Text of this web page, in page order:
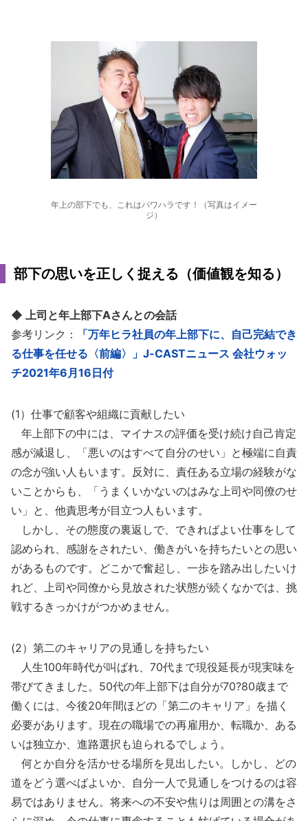
年上の部下でも、これはパワハラです！（写真はイメー
ジ）
部下の思いを正しく捉える（価値観を知る）
◆ 上司と年上部下Aさんとの会話
参考リンク：
「万年ヒラ社員の年上部下に、自己完結でき
る仕事を任せる〈前編〉」J-CASTニュース 会社ウォッ
チ2021年6月16日付
(1）仕事で顧客や組織に貢献したい
年上部下の中には、マイナスの評価を受け続け自己肯定
感が減退し、「悪いのはすべて自分のせい」と極端に自責
の念が強い人もいます。反対に、責任ある立場の経験がな
いことからも、「うまくいかないのはみな上司や同僚のせ
い」と、他責思考が目立つ人もいます。
しかし、その態度の裏返しで、できればよい仕事をして
認められ、感謝をされたい、働きがいを持ちたいとの思い
があるものです。どこかで奮起し、一歩を踏み出したいけ
れど、上司や同僚から見放された状態が続くなかでは、挑
戦するきっかけがつかめません。
(2）第二のキャリアの見通しを持ちたい
人生100年時代が叫ばれ、70代まで現役延長が現実味を
帯びてきました。50代の年上部下は自分が70?80歳まで
働くには、今後20年間ほどの「第二のキャリア」を描く
必要があります。現在の職場での再雇用か、転職か、ある
いは独立か、進路選択も迫られるでしょう。
何とか自分を活かせる場所を見出したい。しかし、どの
道をどう選べばよいか、自分一人で見通しをつけるのは容
易ではありません。将来への不安や焦りは周囲との溝をさ